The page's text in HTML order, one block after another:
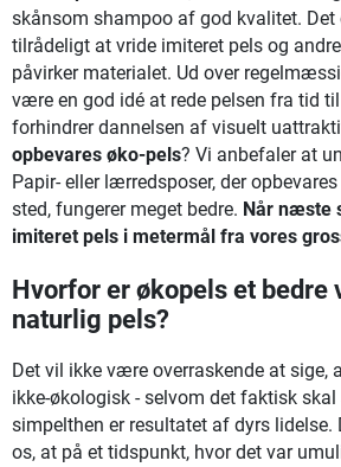
skånsom shampoo af god kvalitet. Det
tilrådeligt at vride imiteret pels og
påvirker materialet. Ud over
være en god idé at rede pelsen fra tid
forhindrer dannelsen af visuelt
opbevares øko-pels? Vi anbefaler at
Papir- eller lærredsposer, der
sted, fungerer meget bedre. Når næste
imiteret pels i metermål fra vores
Hvorfor er økopels et bedre
naturlig pels?
Det vil ikke være overraskende at sige,
ikke-økologisk - selvom det faktisk skal
simpelthen er resultatet af dyrs lidelse.
os, at på et tidspunkt, hvor det var